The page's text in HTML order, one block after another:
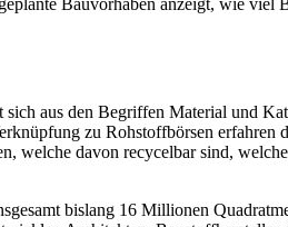
Bauvorhaben anzeigt, wie viel
aus den Begriffen Material und
zu Rohstoffbörsen erfahren
welche davon recycelbar sind,
bislang 16 Millionen